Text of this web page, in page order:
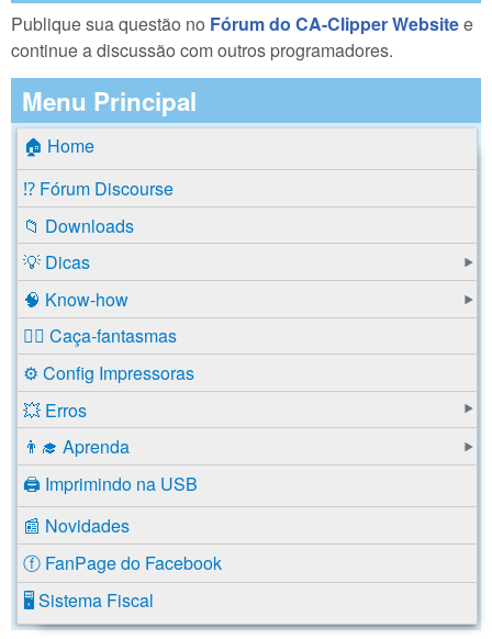
Publique sua questão no Fórum do CA-Clipper Websitee
continue a discussão com outros programadores.
Menu Principal
🏠 Home
⁉️ Fórum Discourse
📁 Downloads
💡 Dicas
🧠 Know-how
🕵️‍♂️ Caça-fantasmas
⚙️ Config Impressoras
💥 Erros
👨‍🎓 Aprenda
🖨️ Imprimindo na USB
📰 Novidades
ⓕ FanPage do Facebook
🖥️ Sistema Fiscal